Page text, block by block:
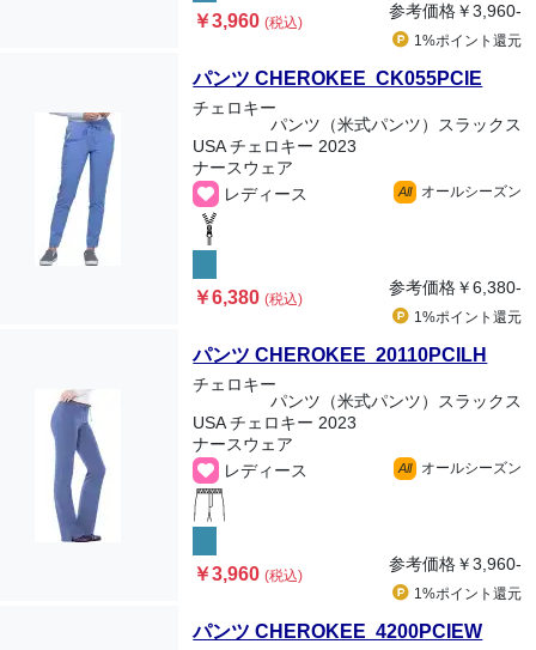
￥3,960(税込)
参考価格￥3,960-
1%ポイント 還元
パンツ CHEROKEE CK055PCIE
チェロキー
パンツ（米式パンツ）スラックス
USA チェロキー 2023
ナースウェア
レディース
All オールシーズン
￥6,380(税込)
参考価格￥6,380-
1%ポイント 還元
パンツ CHEROKEE 20110PCILH
チェロキー
パンツ（米式パンツ）スラックス
USA チェロキー 2023
ナースウェア
レディース
All オールシーズン
￥3,960(税込)
参考価格￥3,960-
1%ポイント 還元
パンツ CHEROKEE 4200PCIEW